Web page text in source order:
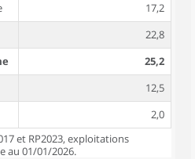
17,2
22,8
25,2
12,5
2,0
et RP2023, exploitations
au 01/01/2026.